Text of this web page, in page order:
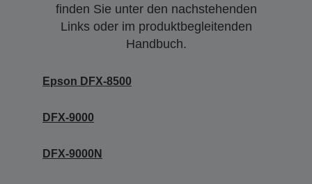
finden Sie unter den nachstehenden
Links oder im produktbegleitenden
Handbuch.
Epson DFX-8500
DFX-9000
DFX-9000N